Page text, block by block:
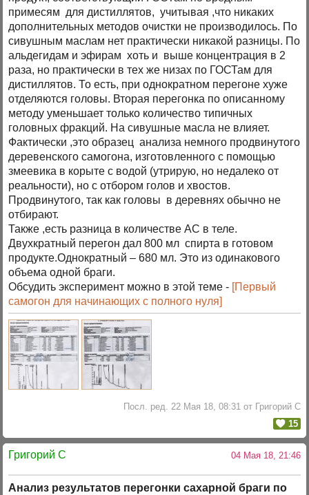
примесям для дистиллятов, учитывая ,что никаких
дополнительных методов очистки не производилось. По
сивушным маслам нет практически никакой разницы. По
альдегидам и эфирам хоть и выше концентрация в 2
раза, но практически в тех же низах по ГОСТам для
дистиллятов. То есть, при однократном перегоне хуже
отделяются головы. Вторая перегонка по описанному
методу уменьшает только количество типичных
головных фракций. На сивушные масла не влияет.
Фактически ,это образец анализа немного продвинутого
деревенского самогона, изготовленного с помощью
змеевика в корыте с водой (утрирую, но недалеко от
реальности), но с отбором голов и хвостов.
Продвинутого, так как головы в деревнях обычно не
отбирают.
Также ,есть разница в количестве АС в теле.
Двухкратный перегон дал 800 мл спирта в готовом
продукте.Однократный – 680 мл. Это из одинакового
объема одной браги.
Обсудить эксперимент можно в этой теме - [Первый
самогон для начинающих с полного нуля]
Посл. ред. 22 Мая 18, 08:31 от Григорий C
15
Григорий C 04 Мая 18, 21:46
Анализ результатов перегонки сахарной браги по